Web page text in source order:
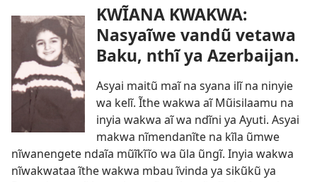
KWĨANA KWAKWA:
Nasyaĩwe vandũ vetawa
Baku, nthĩ ya Azerbaijan.
Asyai maitũ maĩ na syana ilĩ na ninyie
wa kelĩ. Ĩthe wakwa aĩ Mũisilaamu na
inyia wakwa aĩ wa ndĩni ya Ayuti. Asyai
makwa nĩmendanĩte na kĩla ũmwe
nĩwanengete ndaĩa mũĩkĩĩo wa ũla ũngĩ. Inyia wakwa
nĩwakwataa ĩthe wakwa mbau ĩvinda ya sikũkũ ya